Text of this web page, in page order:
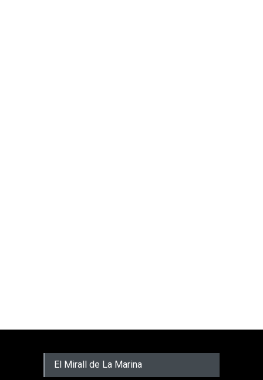
El Mirall de La Marina